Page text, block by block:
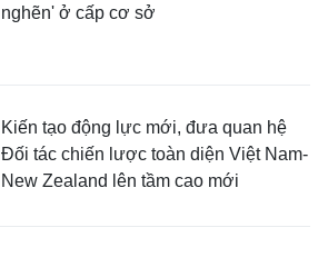
nghẽn' ở cấp cơ sở
Kiến tạo động lực mới, đưa quan hệ
Đối tác chiến lược toàn diện Việt Nam-
New Zealand lên tầm cao mới